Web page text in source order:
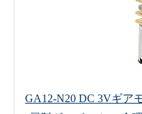
GA12-N20 DC 3Vギア